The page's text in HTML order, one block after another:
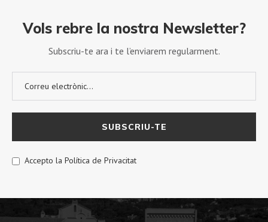
Vols rebre la nostra Newsletter?
Subscriu-te ara i te l’enviarem regularment.
Accepto la Política de Privacitat